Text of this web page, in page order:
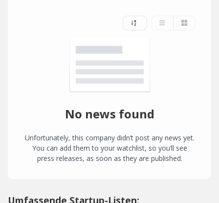
No news found
Unfortunately, this company didn’t post any news yet.
You can add them to your watchlist, so you’ll see
press releases, as soon as they are published.